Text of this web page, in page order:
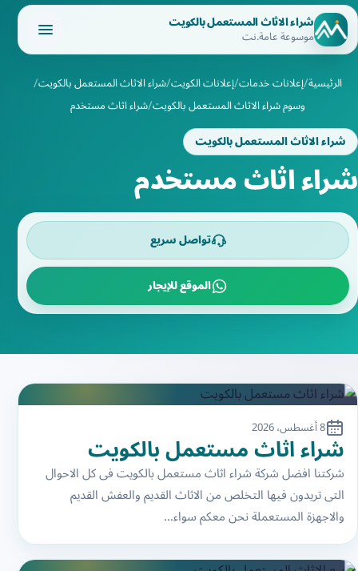
شراء الاثاث المستعمل بالكويت
موسوعة عامة.نت
الرئيسية إعلانات خدمات إعلانات الكويت شراء الاثاث المستعمل بالكويت
وسوم شراء الاثاث المستعمل بالكويت شراء اثاث مستخدم
شراء الاثاث المستعمل بالكويت
شراء اثاث مستخدم
تواصل سريع
الموقع للإيجار
8 أغسطس، 2026
شراء اثاث مستعمل بالكويت
شركتنا افضل شركة شراء اثاث مستعمل بالكويت فى كل الاحوال
التى تريدون فيها التخلص من الاثاث القديم والعفش القديم
والاجهزة المستعملة نحن معكم سواء…